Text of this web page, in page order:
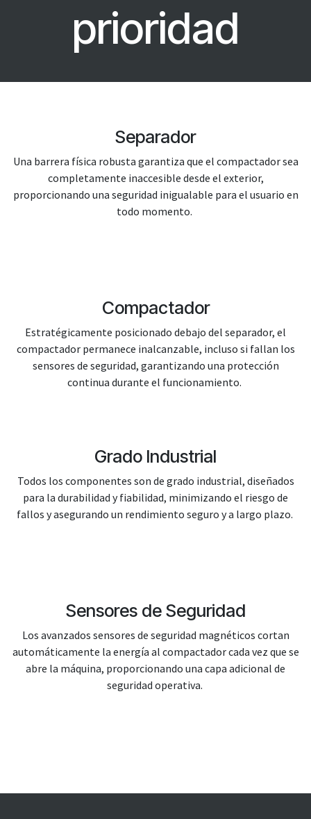
prioridad
Separador
Una barrera física robusta garantiza que el compactador sea
completamente inaccesible desde el exterior,
proporcionando una seguridad inigualable para el usuario en
todo momento.
Compactador
Estratégicamente posicionado debajo del separador, el
compactador permanece inalcanzable, incluso si fallan los
sensores de seguridad, garantizando una protección
continua durante el funcionamiento.
Grado Industrial
Todos los componentes son de grado industrial, diseñados
para la durabilidad y fiabilidad, minimizando el riesgo de
fallos y asegurando un rendimiento seguro y a largo plazo.
Sensores de Seguridad
Los avanzados sensores de seguridad magnéticos cortan
automáticamente la energía al compactador cada vez que se
abre la máquina, proporcionando una capa adicional de
seguridad operativa.